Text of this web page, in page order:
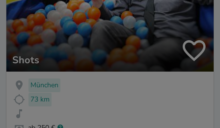
Shots
München
73 km